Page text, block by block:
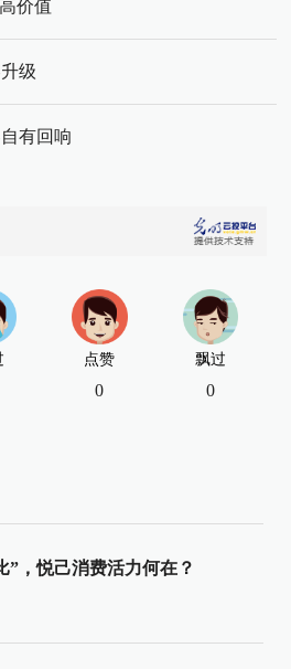
价值
级
有回响
点赞
0
飘过
0
”，悦己消费活力何在？